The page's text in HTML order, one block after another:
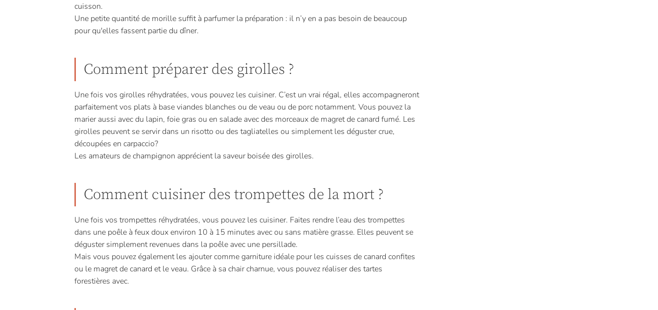
cuisson.
Une petite quantité de morille suffit à parfumer la préparation : il n’y en a pas besoin de beaucoup
pour qu'elles fassent partie du dîner.
Comment préparer des girolles ?
Une fois vos girolles réhydratées, vous pouvez les cuisiner. C’est un vrai régal, elles accompagneront
parfaitement vos plats à base viandes blanches ou de veau ou de porc notamment. Vous pouvez la
marier aussi avec du lapin, foie gras ou en salade avec des morceaux de magret de canard fumé. Les
girolles peuvent se servir dans un risotto ou des tagliatelles ou simplement les déguster crue,
découpées en carpaccio?
Les amateurs de champignon apprécient la saveur boisée des girolles.
Comment cuisiner des trompettes de la mort ?
Une fois vos trompettes réhydratées, vous pouvez les cuisiner. Faites rendre l’eau des trompettes
dans une poêle à feux doux environ 10 à 15 minutes avec ou sans matière grasse. Elles peuvent se
déguster simplement revenues dans la poêle avec une persillade.
Mais vous pouvez également les ajouter comme garniture idéale pour les cuisses de canard confites
ou le magret de canard et le veau. Grâce à sa chair charnue, vous pouvez réaliser des tartes
forestières avec.